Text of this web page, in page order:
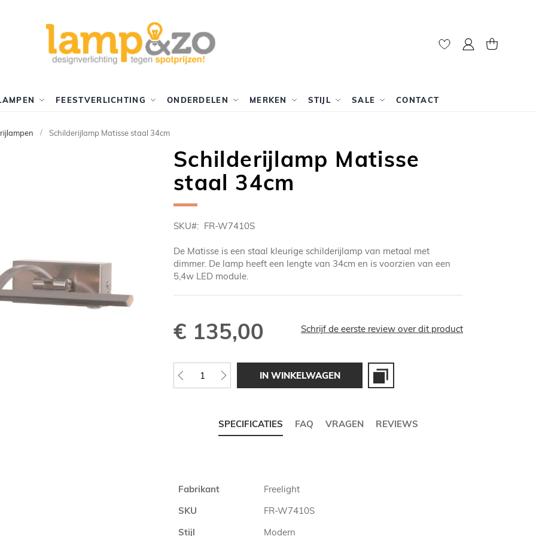
Mijn account
FEESTVERLICHTING ONDERDELEN MERKEN STIJL SALE CONTACT
Schilderijlamp Matisse staal 34cm
Schilderijlamp Matisse
staal 34cm
SKU FR-W7410S
De Matisse is een staal kleurige schilderijlamp van metaal met
dimmer. De lamp heeft een lengte van 34cm en is voorzien van een
5,4w LED module.
€ 135,00 Schrijf de eerste review over dit product
IN WINKELWAGEN
SPECIFICATIES FAQ VRAGEN REVIEWS
Meer
Fabrikant
Freelight
SKU
FR-W7410S
Stijl
Modern